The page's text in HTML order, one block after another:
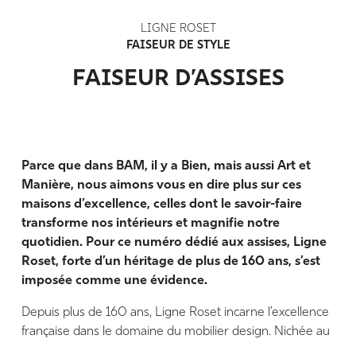
LIGNE ROSET
FAISEUR DE STYLE
FAISEUR D’ASSISES
Parce que dans BAM, il y a Bien, mais aussi Art et
Manière, nous aimons vous en dire plus sur ces
maisons d’excellence, celles dont le savoir-faire
transforme nos intérieurs et magnifie notre
quotidien. Pour ce numéro dédié aux assises, Ligne
Roset, forte d’un héritage de plus de 160 ans, s’est
imposée comme une évidence.
Depuis plus de 160 ans, Ligne Roset incarne l’excellence
française dans le domaine du mobilier design. Nichée au